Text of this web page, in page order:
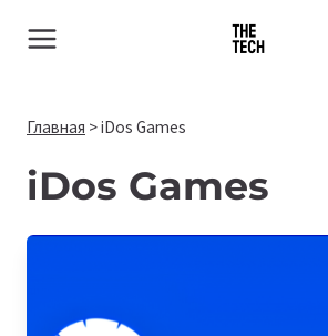
Главная >iDos Games
iDos Games